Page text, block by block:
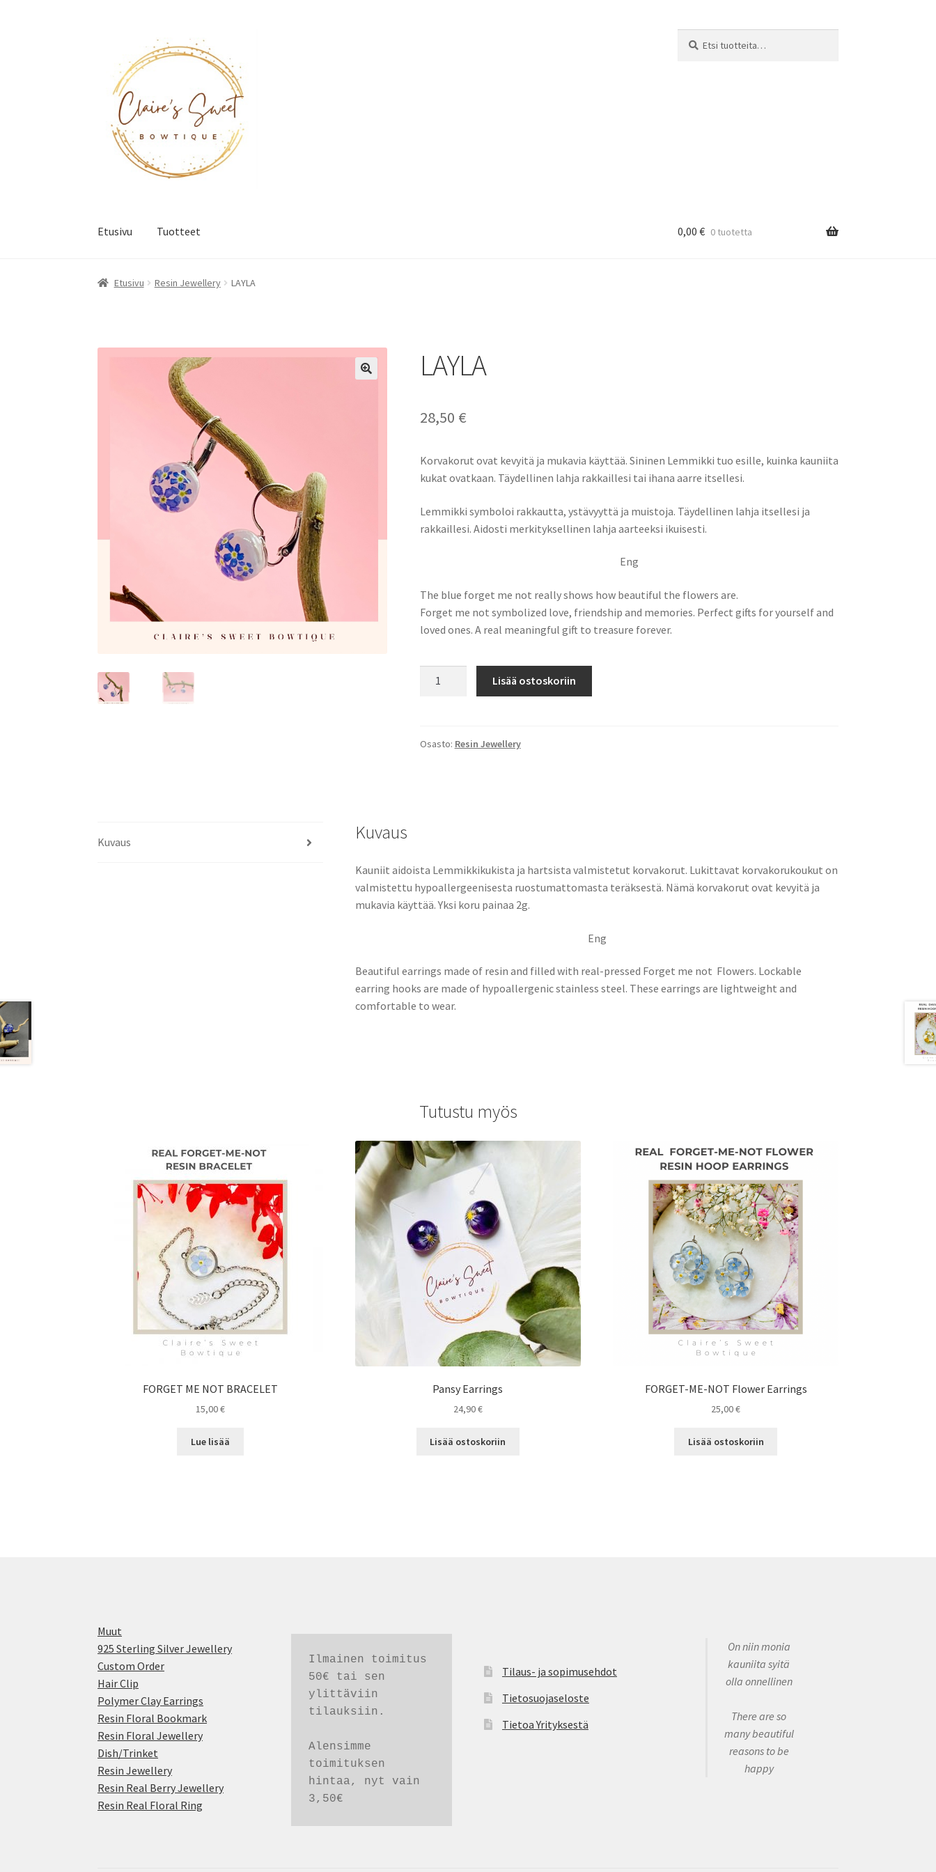
navigointiin
sisältöön
Etusivu Tuotteet 0,00 € 0 tuotetta
Etusivu Resin Jewellery LAYLA
LAYLA
28,50 €
Korvakorut ovat kevyitä ja mukavia käyttää. Sininen Lemmikki tuo esille, kuinka kauniita
kukat ovatkaan. Täydellinen lahja rakkaillesi tai ihana aarre itsellesi.
Lemmikki symboloi rakkautta, ystävyyttä ja muistoja. Täydellinen lahja itsellesi ja
rakkaillesi. Aidosti merkityksellinen lahja aarteeksi ikuisesti.
Eng
The blue forget me not really shows how beautiful the flowers are.
Forget me not symbolized love, friendship and memories. Perfect gifts for yourself and
loved ones. A real meaningful gift to treasure forever.
Lisää ostoskoriin
Osasto: Resin Jewellery
Kuvaus Kuvaus
Kauniit aidoista Lemmikkikukista ja hartsista valmistetut korvakorut. Lukittavat korvakorukoukut on
valmistettu hypoallergeenisesta ruostumattomasta teräksestä. Nämä korvakorut ovat kevyitä ja
mukavia käyttää. Yksi koru painaa 2g.
Eng
Beautiful earrings made of resin and filled with real-pressed Forget me not Flowers. Lockable
earring hooks are made of hypoallergenic stainless steel. These earrings are lightweight and
comfortable to wear.
Tutustu myös
FORGET ME NOT BRACELET
15,00€
Lue lisää
Pansy Earrings
24,90€
Lisää ostoskoriin
FORGET-ME-NOT Flower Earrings
25,00€
Lisää ostoskoriin
Muut
925 Sterling Silver Jewellery
Custom Order
Hair Clip
Polymer Clay Earrings
Resin Floral Bookmark
Resin Floral Jewellery
Dish/Trinket
Resin Jewellery
Resin Real Berry Jewellery
Resin Real Floral Ring
Ilmainen toimitus
50€ tai sen
ylittäviin
tilauksiin.
Alensimme
toimituksen
hintaa, nyt vain
3,50€
Tilaus- ja sopimusehdot
Tietosuojaseloste
Tietoa Yrityksestä
On niin monia
kauniita syitä
olla onnellinen
There are so
many beautiful
reasons to be
happy